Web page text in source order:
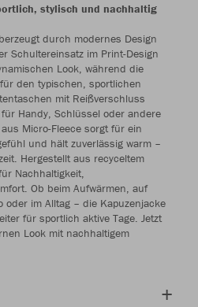
stylisch und nachhaltig
durch modernes Design
Schultereinsatz im Print-Design
Look, während die
den typischen, sportlichen
mit Reißverschluss
Handy, Schlüssel oder andere
Micro-Fleece sorgt für ein
und hält zuverlässig warm –
Hergestellt aus recyceltem
Nachhaltigkeit,
Ob beim Aufwärmen, auf
oder im Alltag – die Kapuzenjacke
für sportlich aktive Tage. Jetzt
Look mit nachhaltigem